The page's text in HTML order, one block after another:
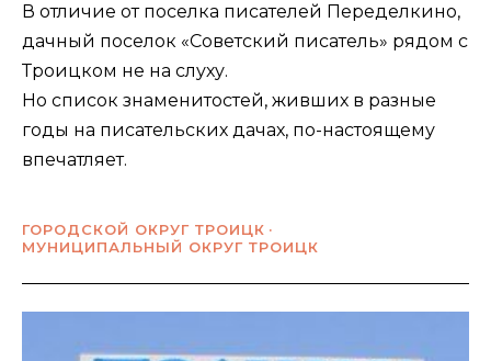
В отличие от поселка писателей Переделкино,
дачный поселок «Советский писатель» рядом с
Троицком не на слуху.
Но список знаменитостей, живших в разные
годы на писательских дачах, по-настоящему
впечатляет.
ГОРОДСКОЙ ОКРУГ ТРОИЦК
МУНИЦИПАЛЬНЫЙ ОКРУГ ТРОИЦК